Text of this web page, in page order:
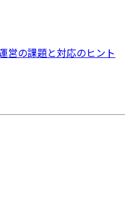
営の課題と対応のヒント